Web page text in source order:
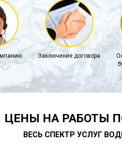
Заключение договора
ЦЕНЫ НА РАБОТЫ
ВЕСЬ СПЕКТР УСЛУГ